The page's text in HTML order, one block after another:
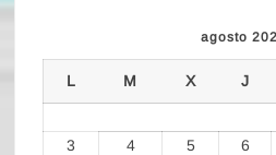
agosto
L M X J
3
4 5 6